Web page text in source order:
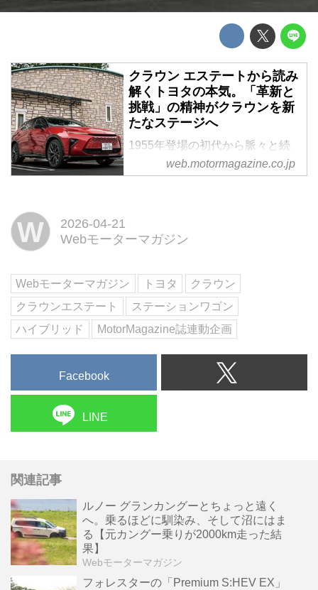
クラウン エステートから読み
解くトヨタの本気。「革新と
挑戦」の精神がクラウンを新
たなステージへ
1955年登場の初代から脈々と続
くクラウンの歴史に、16代目が大
きな転機をもたらした。クラウン
ート」はどんな役割を担うのか。
検証する。(Motor Magaz...
web.motormagazine.co.jp
W
2026-04-21
Webモーターマガジン
Webモーターマガジン トヨタ
クラウン
クラウンエステート
ステーションワゴン
ハイブリッド
MotorMagazine誌連動企画
Facebook
LINE
関連記事
ルノー グランカングーとちょっと遠く
へ。乗るほどに馴染み、そして沼にはま
る【元カングー乗りが2000km走った結
果】
Webモーターマガジン
フォレスターの「Premium S:HEV EX」